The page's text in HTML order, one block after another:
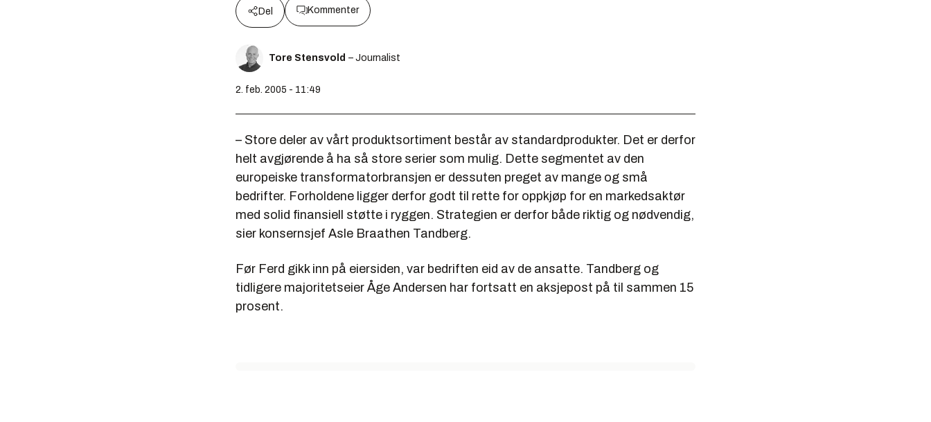
Del Kommenter
Tore Stensvold – Journalist
2. feb. 2005 - 11:49
– Store deler av vårt produktsortiment består av standardprodukter. Det er derfor
helt avgjørende å ha så store serier som mulig. Dette segmentet av den
europeiske transformatorbransjen er dessuten preget av mange og små
bedrifter. Forholdene ligger derfor godt til rette for oppkjøp for en markedsaktør
med solid finansiell støtte i ryggen. Strategien er derfor både riktig og nødvendig,
sier konsernsjef Asle Braathen Tandberg.
Før Ferd gikk inn på eiersiden, var bedriften eid av de ansatte. Tandberg og
tidligere majoritetseier Åge Andersen har fortsatt en aksjepost på til sammen 15
prosent.